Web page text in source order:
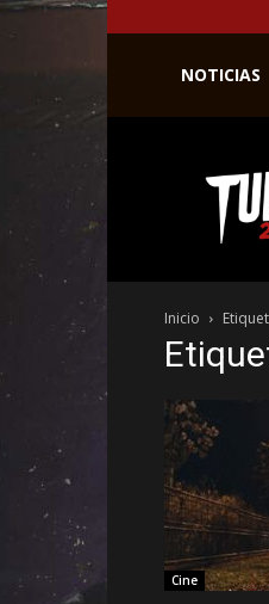
NOTICIAS
web
del
el
género
Inicio
Cine